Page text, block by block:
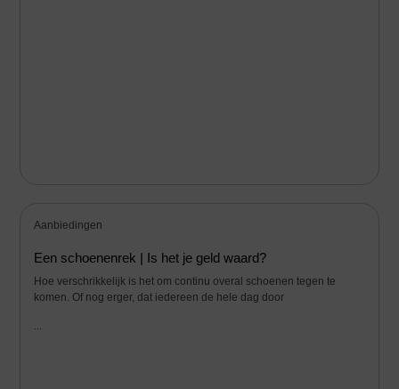
Aanbiedingen
Een schoenenrek | Is het je geld waard?
Hoe verschrikkelijk is het om continu overal schoenen tegen te
komen. Of nog erger, dat iedereen de hele dag door
...